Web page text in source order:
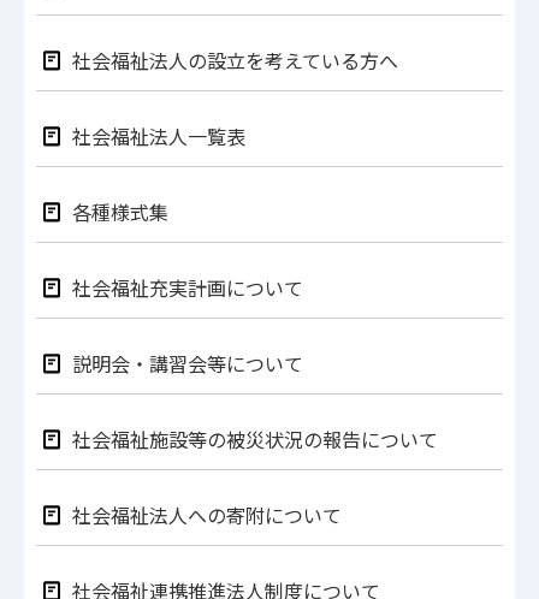
社会福祉法人の設立を考えている方へ
社会福祉法人一覧表
各種様式集
社会福祉充実計画について
説明会・講習会等について
社会福祉施設等の被災状況の報告について
社会福祉法人への寄附について
社会福祉連携推進法人制度について